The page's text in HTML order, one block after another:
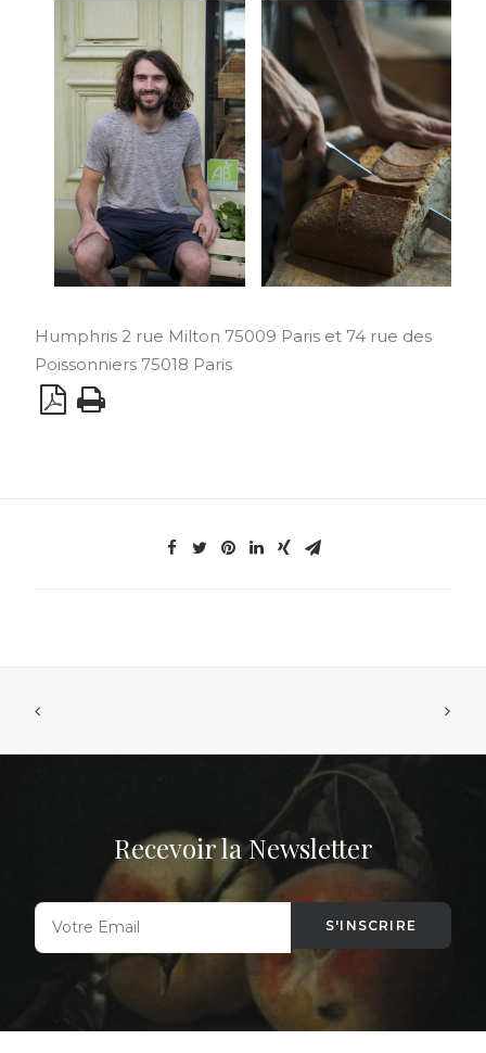
Humphris 2 rue Milton 75009 Paris et 74 rue des
Poissonniers 75018 Paris
Recevoir la Newsletter